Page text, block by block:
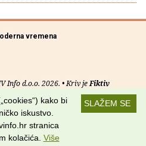
vremena
Info d.o.o. 2026. • Kriv jeFiktiv
korištenja RSS kanali
nas na:
SLAŽEM SE
kako bi
iskustvo.
stranica
kolačića. Više